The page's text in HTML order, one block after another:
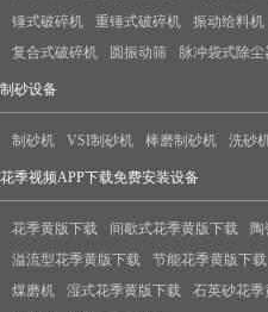
锤式破碎机
重锤式破碎机 振动给料机
复合式破碎机
圆振动筛 脉冲袋式除尘
制砂设备
制砂机 VSI制砂机 棒磨制砂机 洗砂
花季视频APP下载免费安装设备
花季黄版下载 间歇式花季黄版下载
溢流型花季黄版下载
节能花季黄版下载
煤磨机
湿式花季黄版下载 石英砂花季